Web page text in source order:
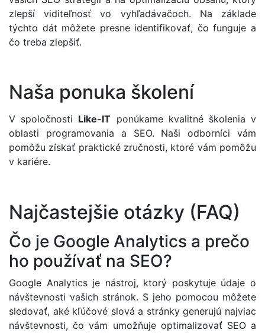
zlepší viditeľnosť vo vyhľadávačoch. Na základe
týchto dát môžete presne identifikovať, čo funguje a
čo treba zlepšiť.
Naša ponuka školení
V spoločnosti Like-IT ponúkame kvalitné školenia v
oblasti programovania a SEO. Naši odborníci vám
pomôžu získať praktické zručnosti, ktoré vám pomôžu
v kariére.
Najčastejšie otázky (FAQ)
Čo je Google Analytics a prečo
ho používať na SEO?
Google Analytics je nástroj, ktorý poskytuje údaje o
návštevnosti vašich stránok. S jeho pomocou môžete
sledovať, aké kľúčové slová a stránky generujú najviac
návštevnosti, čo vám umožňuje optimalizovať SEO a